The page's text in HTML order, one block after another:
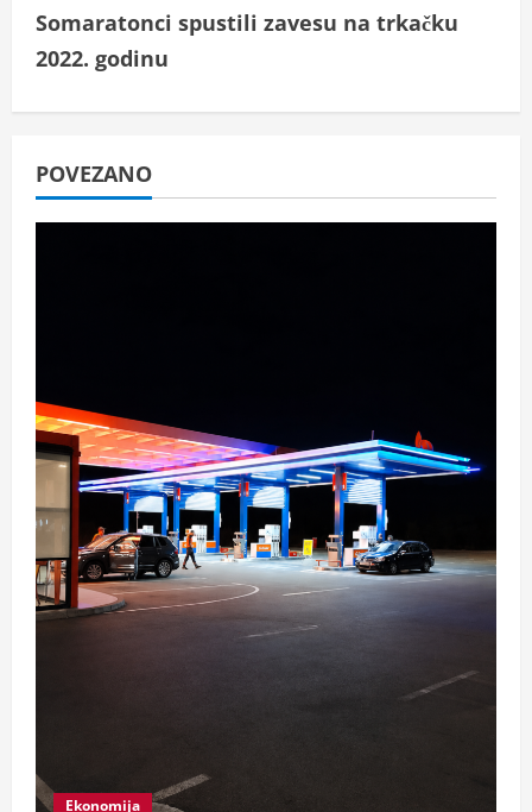
t
i
n
u
e
d
i
n
g
Somaratonci spustili zavesu na trkačku
2022. godinu
POVEZANO
Ekonomija